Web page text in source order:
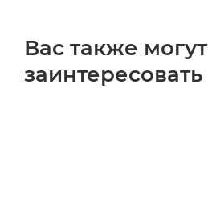
Вас также могут
заинтересовать